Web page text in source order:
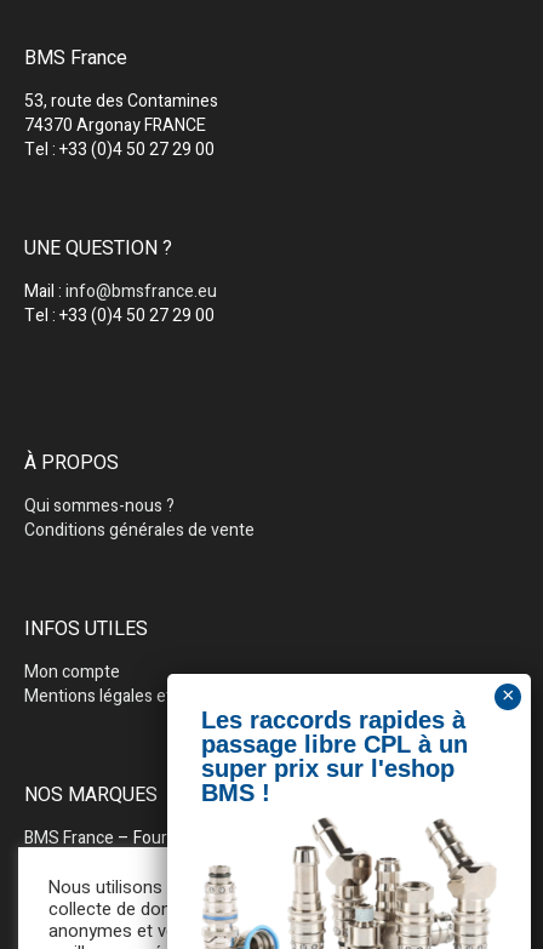
BMS France
53, route des Contamines
74370 Argonay FRANCE
Tel : +33 (0)4 50 27 29 00
UNE QUESTION ?
Mail :info@bmsfrance.eu
Tel : +33 (0)4 50 27 29 00
À PROPOS
Qui sommes-nous ?
Conditions générales de vente
INFOS UTILES
Mon compte
Mentions légales et politique de confidentialité
NOS MARQUES
BMS France – Fournitures industrielles pour la plasturgie
BEWEPLAST– Machines & pérhiphériques
PRODOPTIM– Table d’entretien pour moules d’injection
Nous utilisons des cookies pour la
collecte de données statistiques
anonymes et vous assurer une